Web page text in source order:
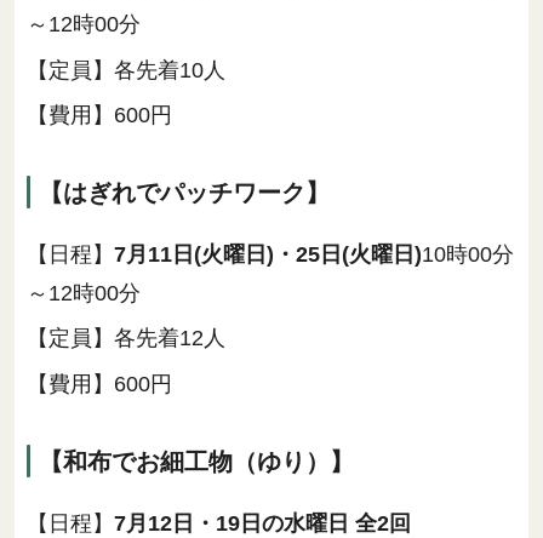
～12時00分
【定員】各先着10人
【費用】600円
【はぎれでパッチワーク】
【日程】 7月11日(火曜日)・25日(火曜日)10時00分
～12時00分
【定員】各先着12人
【費用】600円
【和布でお細工物（ゆり）】
【日程】 7月12日・19日の水曜日 全2回